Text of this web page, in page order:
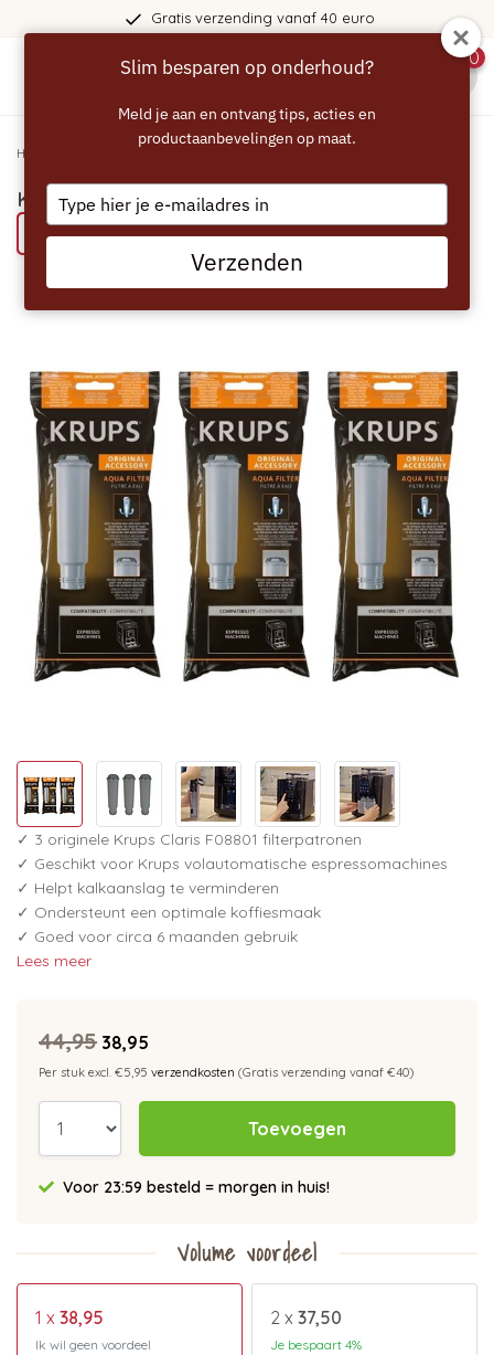
Gratis verzending vanaf 40 euro
0
Home
KRUPS Filterpatroon Claris F08801 - 3 stuks
Bespaar 26% met het ECCELLENTE alternatief
✓ 3 originele Krups Claris F08801 filterpatronen
✓ Geschikt voor Krups volautomatische espressomachines
✓ Helpt kalkaanslag te verminderen
✓ Ondersteunt een optimale koffiesmaak
✓ Goed voor circa 6 maanden gebruik
Lees meer
44,95 38,95
Per stuk excl. €5,95 verzendkosten (Gratis verzending vanaf €40)
Toevoegen
Voor 23:59 besteld = morgen in huis!
Volume voordeel
1 x 38,95
Ik wil geen voordeel
2 x 37,50
Je bespaart 4%
Slim besparen op onderhoud?
Meld je aan en ontvang tips, acties en
productaanbevelingen op maat.
Type
your
email
Verzenden